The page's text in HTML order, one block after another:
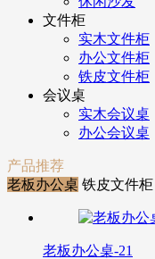
文件柜
实木文件柜
办公文件柜
铁皮文件柜
会议桌
实木会议桌
办公会议桌
产品推荐
老板办公桌 铁皮文件柜
老板办公桌-21